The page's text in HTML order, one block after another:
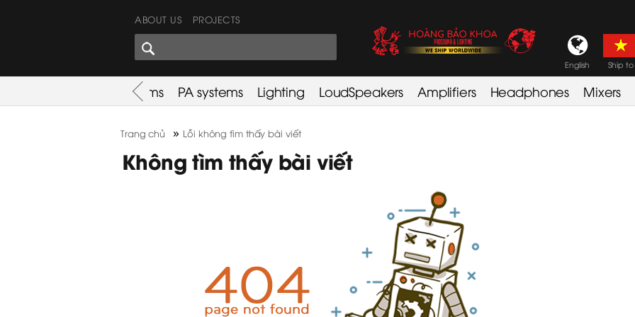
ABOUT US PROJECTS
SHARES CORNER English Ship to
Used Items PA systems Lighting LoudSpeakers Amplifiers Headphones Mixers
Trang chủ » Lỗi không tìm thấy bài viết
Không tìm thấy bài viết